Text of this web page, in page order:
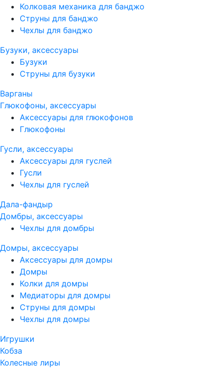
Колковая механика для банджо
Струны для банджо
Чехлы для банджо
Бузуки, аксессуары
Бузуки
Струны для бузуки
Варганы
Глюкофоны, аксессуары
Аксессуары для глюкофонов
Глюкофоны
Гусли, аксессуары
Аксессуары для гуслей
Гусли
Чехлы для гуслей
Дала-фандыр
Домбры, аксессуары
Чехлы для домбры
Домры, аксессуары
Аксессуары для домры
Домры
Колки для домры
Медиаторы для домры
Струны для домры
Чехлы для домры
Игрушки
Кобза
Колесные лиры